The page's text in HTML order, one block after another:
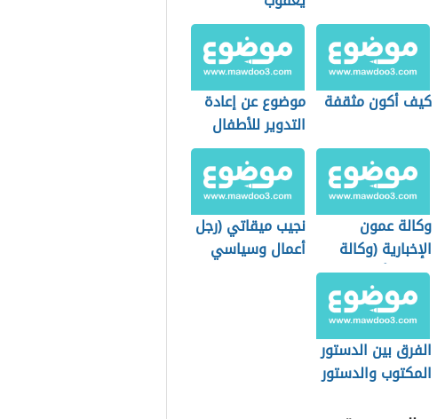
كيف أكون مثقفة
موضوع عن إعادة
التدوير للأطفال
وكالة عمون
الإخبارية (وكالة
إخبارية أردنية
خاصة)
نجيب ميقاتي (رجل
أعمال وسياسي
الفرق بين الدستور
المكتوب والدستور